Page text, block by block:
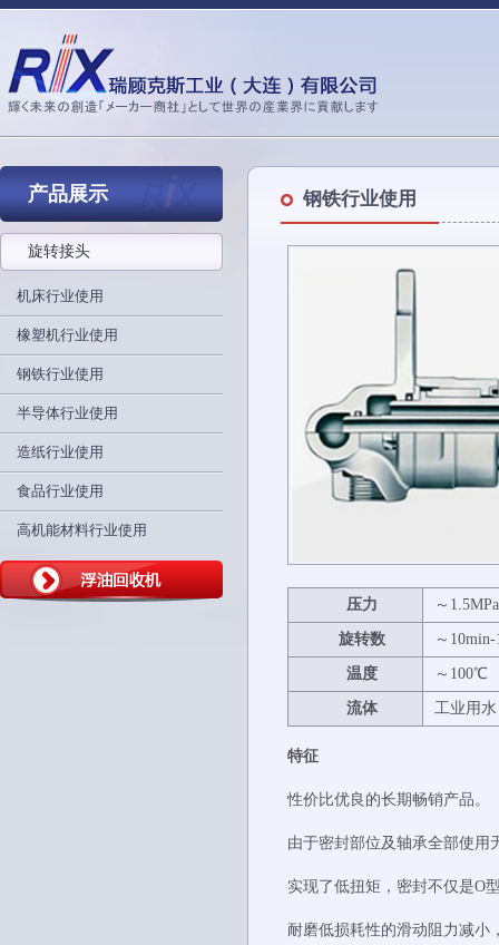
产品展示
旋转接头
机床行业使用
橡塑机行业使用
钢铁行业使用
半导体行业使用
造纸行业使用
食品行业使用
高机能材料行业使用
钢铁行业使用
压力 ～
旋转数 ～10min-
温度 ～100℃
流体 工业用水
特征
性价比优良的长期畅销产品。
由于密封部位及轴承全部使用
实现了低扭矩，密封不仅是O
耐磨低损耗性的滑动阻力减小